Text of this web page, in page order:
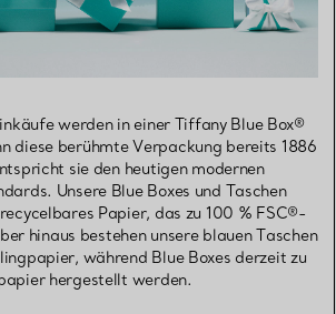
werden in einer Tiffany Blue Box®
diese berühmte Verpackung bereits 1886
sie den heutigen modernen
Unsere Blue Boxes und Taschen
Papier, das zu 100 % FSC®-
hinaus bestehen unsere blauen Taschen
während Blue Boxes derzeit zu
hergestellt werden.